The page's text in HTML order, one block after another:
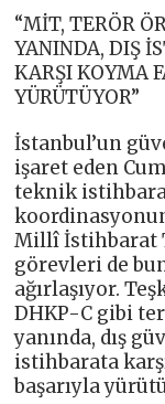
“MİT, TERÖR
YANINDA, DIŞ
KARŞI KOYMA
YÜRÜTÜYOR”
İstanbul’un
işaret eden
teknik
Millî İstihbarat
görevleri de
ağırlaşıyor.
DHKP-C gibi
yanında, dış
istihbarata
başarıyla